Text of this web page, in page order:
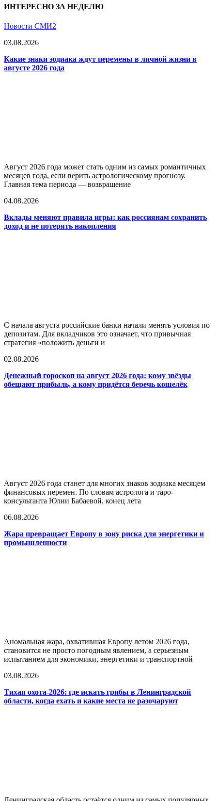
ИНТЕРЕСНО ЗА НЕДЕЛЮ
Новости СМИ2
03.08.2026
Какие знаки зодиака ждут перемены в личной жизни в
августе 2026 года
Август 2026 года может стать одним из самых романтичных
месяцев года, если верить астрологическому прогнозу.
Главная тема периода — возвращение
04.08.2026
Вклады меняют правила игры: как россиянам сохранить
доход и не потерять накопления
С начала августа российские банки начали менять условия по
депозитам. Для вкладчиков это означает, что привычная
стратегия «положить деньги и
02.08.2026
Денежный гороскоп на август 2026 года: кому звёзды
обещают прибыль, а кому придётся беречь кошелёк
Август 2026 года станет для многих знаков зодиака месяцем
финансовых перемен. По словам астролога и таро-
консультанта Юлии Бабаевой, конец лета
06.08.2026
Жара превращает Европу в зону риска для энергетики и
промышленности
Аномальная жара, охватившая Европу летом 2026 года,
становится не просто погодным явлением, а серьезным
испытанием для экономики, энергетики и транспортной
03.08.2026
Тихая охота-2026: где искать грибы в Ленинградской
области, когда ехать и какие места не разочаруют